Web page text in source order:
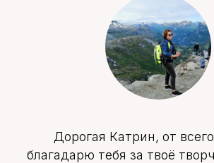
Дорогая Катрин, от
благадарю тебя за твоё